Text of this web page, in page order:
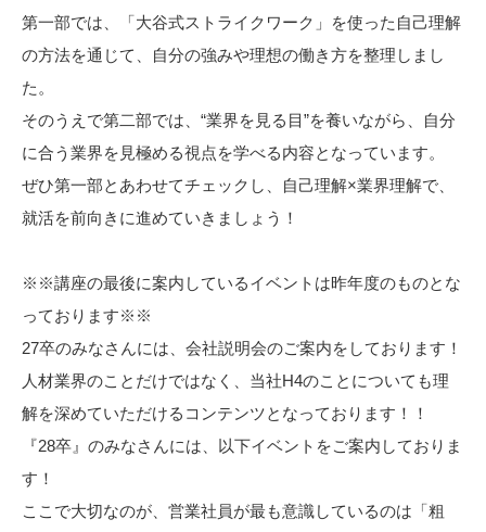
第一部では、「大谷式ストライクワーク」を使った自己理解
の方法を通じて、自分の強みや理想の働き方を整理しまし
た。
そのうえで第二部では、“業界を見る目”を養いながら、自分
に合う業界を見極める視点を学べる内容となっています。
ぜひ第一部とあわせてチェックし、自己理解×業界理解で、
就活を前向きに進めていきましょう！
※※講座の最後に案内しているイベントは昨年度のものとな
っております※※
27卒のみなさんには、会社説明会のご案内をしております！
人材業界のことだけではなく、当社H4のことについても理
解を深めていただけるコンテンツとなっております！！
『28卒』のみなさんには、以下イベントをご案内しておりま
す！
ここで大切なのが、営業社員が最も意識しているのは「粗